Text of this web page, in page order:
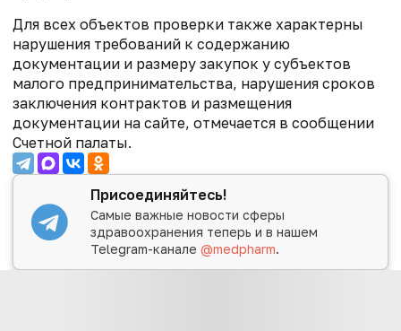
Для всех объектов проверки также характерны
нарушения требований к содержанию
документации и размеру закупок у субъектов
малого предпринимательства, нарушения сроков
заключения контрактов и размещения
документации на сайте, отмечается в сообщении
Счетной палаты.
Присоединяйтесь!
Самые важные новости сферы
здравоохранения теперь и в нашем
Telegram-канале@medpharm.